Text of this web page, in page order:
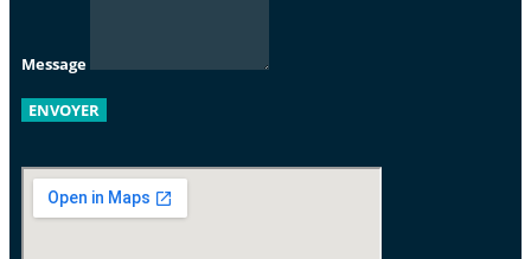
Message
ENVOYER